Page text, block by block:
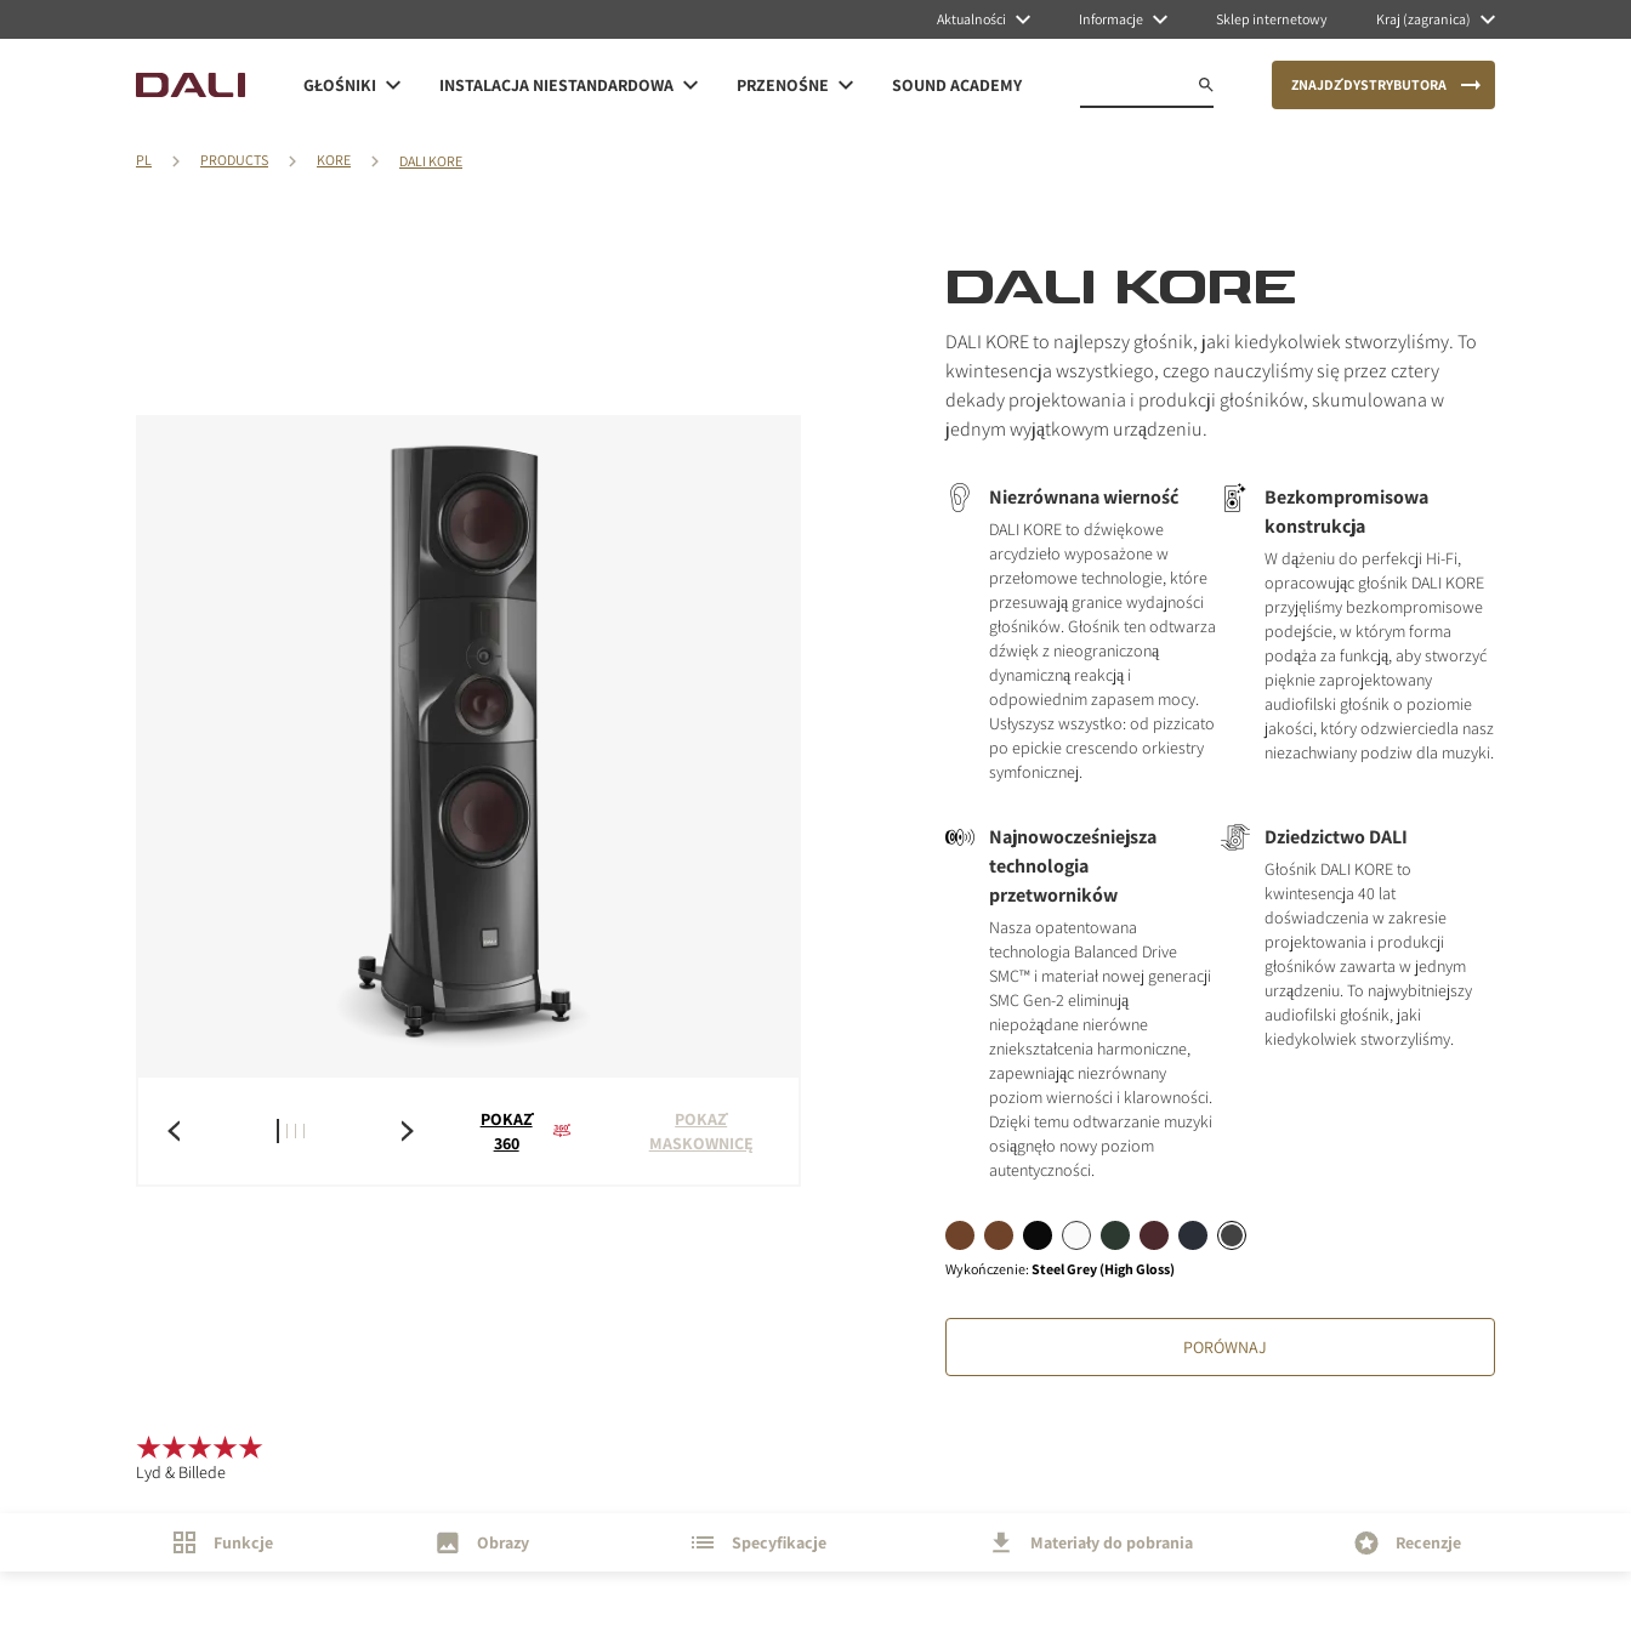
Aktualności Informacje Sklep internetowy Kraj (zagranica)
GŁOŚNIKI INSTALACJA NIESTANDARDOWA PRZENOŚNE SOUND ACADEMY ZNAJDŹ DYSTRYBUTORA
PL PRODUCTS KORE DALI KORE
POKAŻ
360
POKAŻ
MASKOWNICĘ
DALI KORE
DALI KORE to najlepszy głośnik, jaki kiedykolwiek stworzyliśmy. To
kwintesencja wszystkiego, czego nauczyliśmy się przez cztery
dekady projektowania i produkcji głośników, skumulowana w
jednym wyjątkowym urządzeniu.
Niezrównana wierność
DALI KORE to dźwiękowe
arcydzieło wyposażone w
przełomowe technologie, które
przesuwają granice wydajności
głośników. Głośnik ten odtwarza
dźwięk z nieograniczoną
dynamiczną reakcją i
odpowiednim zapasem mocy.
Usłyszysz wszystko: od pizzicato
po epickie crescendo orkiestry
symfonicznej.
Bezkompromisowa
konstrukcja
W dążeniu do perfekcji Hi-Fi,
opracowując głośnik DALI KORE
przyjęliśmy bezkompromisowe
podejście, w którym forma
podąża za funkcją, aby stworzyć
pięknie zaprojektowany
audiofilski głośnik o poziomie
jakości, który odzwierciedla nasz
niezachwiany podziw dla muzyki.
Najnowocześniejsza
technologia
przetworników
Nasza opatentowana
technologia Balanced Drive
SMC™ i materiał nowej generacji
SMC Gen-2 eliminują
niepożądane nierówne
zniekształcenia harmoniczne,
zapewniając niezrównany
poziom wierności i klarowności.
Dzięki temu odtwarzanie muzyki
osiągnęło nowy poziom
autentyczności.
Dziedzictwo DALI
Głośnik DALI KORE to
kwintesencja 40 lat
doświadczenia w zakresie
projektowania i produkcji
głośników zawarta w jednym
urządzeniu. To najwybitniejszy
audiofilski głośnik, jaki
kiedykolwiek stworzyliśmy.
Wykończenie:Steel Grey (High Gloss)
PORÓWNAJ
Lyd & Billede
Funkcje Obrazy Specyfikacje Materiały do pobrania Recenzje